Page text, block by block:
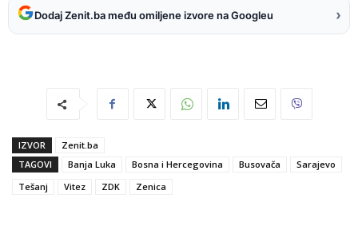
Dodaj Zenit.ba među omiljene izvore na Googleu ›
IZVOR
Zenit.ba
TAGOVI
Banja Luka Bosna i Hercegovina Busovača
Sarajevo
Tešanj
Vitez ZDK Zenica